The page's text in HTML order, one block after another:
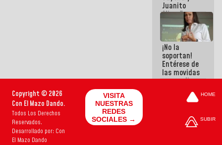
Juanito
Alimaña son
harina del
mismo
costal
¡No la
soportan!
Entérese de
las movidas
que realizan
cómplices
sacudírsela
Copyright © 2026
Con El Mazo Dando.
Todos Los Derechos
Reservados.
Desarrollado por: Con
El Mazo Dando
VISITA
NUESTRAS
REDES
SOCIALES →
HOME
SUBIR